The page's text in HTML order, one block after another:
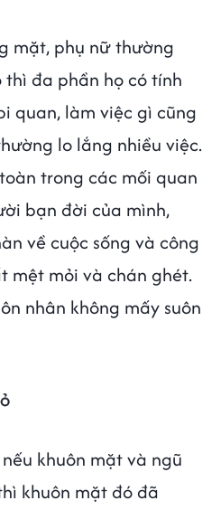
mặt, phụ nữ thường
đa phần họ có tính
quan, làm việc gì cũng
lo lắng nhiều việc.
trong các mối quan
bạn đời của mình,
về cuộc sống và công
mệt mỏi và chán ghét.
nhân không mấy suôn
khuôn mặt và ngũ
khuôn mặt đó đã